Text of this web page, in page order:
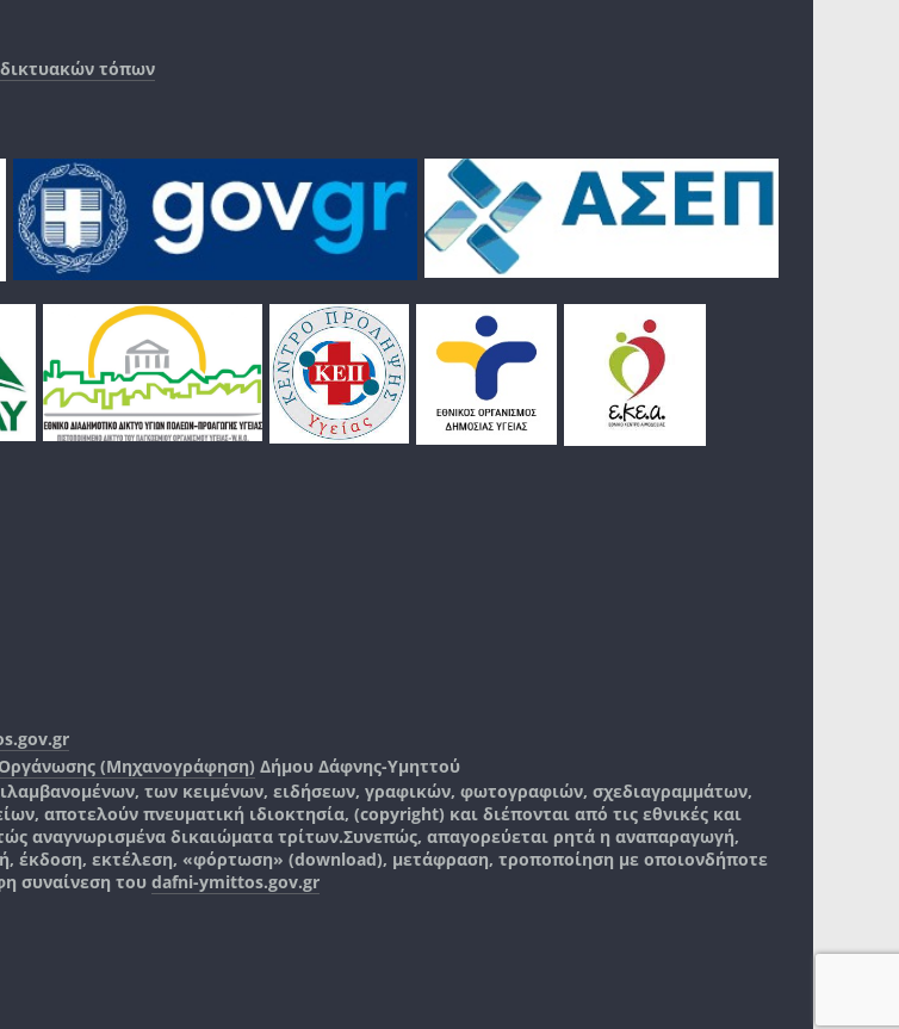
τόπων
(Μηχανογράφηση) Δήμου Δάφνης-Υμηττού
των κειμένων, ειδήσεων, γραφικών, φωτογραφιών, σχεδιαγραμμάτων,
αποτελούν πνευματική ιδιοκτησία, (copyright) και διέπονται από τις εθνικές και
αναγνωρισμένα δικαιώματα τρίτων.Συνεπώς, απαγορεύεται ρητά η αναπαραγωγή,
έκδοση, εκτέλεση, «φόρτωση» (download), μετάφραση, τροποποίηση με οποιονδήποτε
συναίνεση του dafni-ymittos.gov.gr